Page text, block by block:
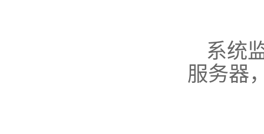
系统
服务器